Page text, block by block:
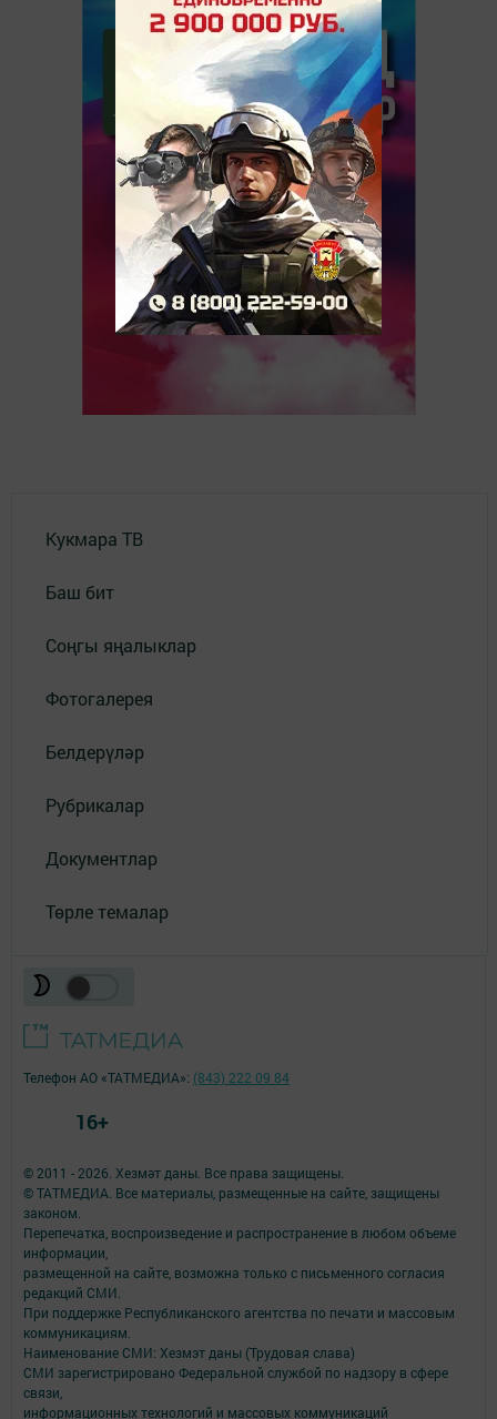
Кукмара ТВ
Баш бит
Соңгы яңалыклар
Фотогалерея
Белдерүләр
Рубрикалар
Документлар
Төрле темалар
© 2011 - 2026. Хезмәт даны. Все права защищены.
© ТАТМЕДИА. Все материалы, размещенные на сайте, защищены
законом.
Перепечатка, воспроизведение и распространение в любом объеме
информации,
размещенной на сайте, возможна только с письменного согласия
редакций СМИ.
При поддержке Республиканского агентства по печати и массовым
коммуникациям.
Наименование СМИ: Хезмэт даны (Трудовая слава)
СМИ зарегистрировано Федеральной службой по надзору в сфере
связи,
информационных технологий и массовых коммуникаций
Телефон АО «ТАТМЕДИА»: (843) 222 09 84
16+